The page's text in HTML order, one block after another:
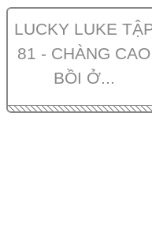
LUCKY LUKE
81 - CHÀNG CAO
BỒI Ở...